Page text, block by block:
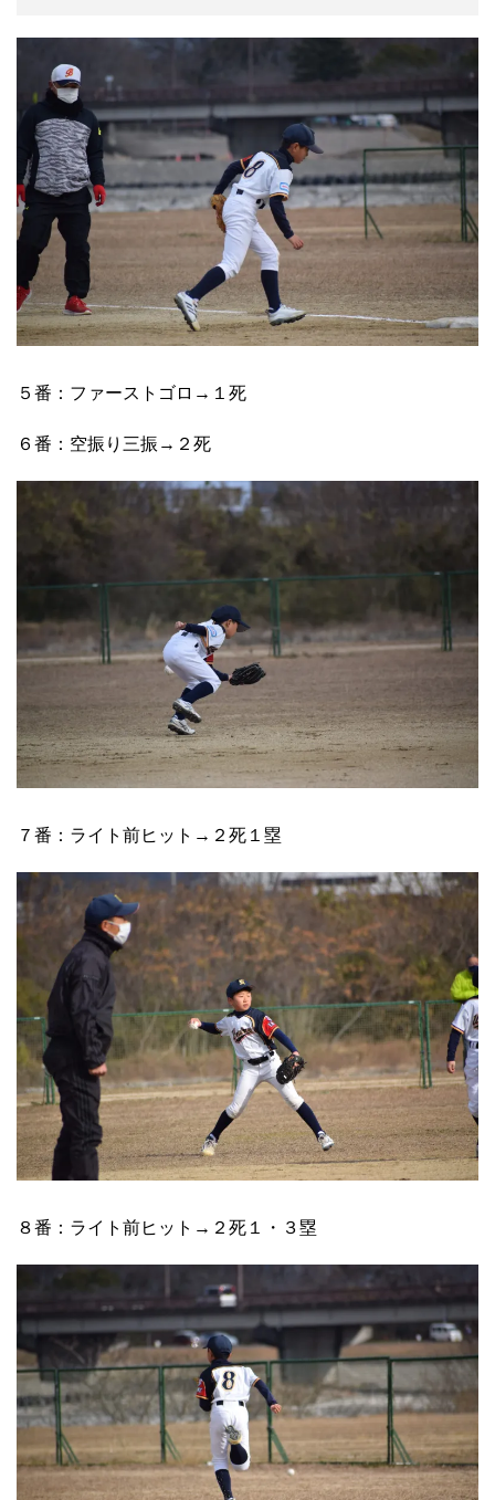
５番：ファーストゴロ→１死
６番：空振り三振→２死
７番：ライト前ヒット→２死１塁
８番：ライト前ヒット→２死１・３塁